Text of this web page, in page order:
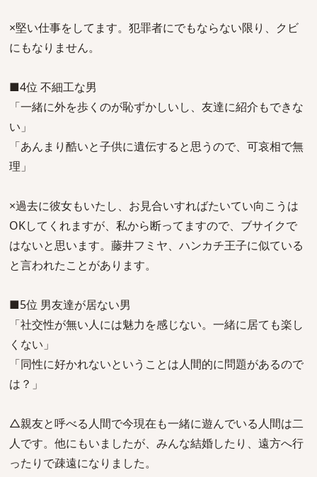
×堅い仕事をしてます。犯罪者にでもならない限り、クビ
にもなりません。
■4位 不細工な男
「一緒に外を歩くのが恥ずかしいし、友達に紹介もできな
い」
「あんまり酷いと子供に遺伝すると思うので、可哀相で無
理」
×過去に彼女もいたし、お見合いすればたいてい向こうは
OKしてくれますが、私から断ってますので、ブサイクで
はないと思います。藤井フミヤ、ハンカチ王子に似ている
と言われたことがあります。
■5位 男友達が居ない男
「社交性が無い人には魅力を感じない。一緒に居ても楽し
くない」
「同性に好かれないということは人間的に問題があるので
は？」
△親友と呼べる人間で今現在も一緒に遊んでいる人間は二
人です。他にもいましたが、みんな結婚したり、遠方へ行
ったりで疎遠になりました。